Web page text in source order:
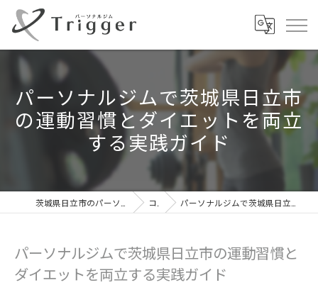
パーソナルジムで茨城県日立市
の運動習慣とダイエットを両立
する実践ガイド
コラム パーソナルジムで茨城県日立市の運動習慣とダイエットを両立する実践ガイド
パーソナルジムで茨城県日立市の運動習慣と
ダイエットを両立する実践ガイド